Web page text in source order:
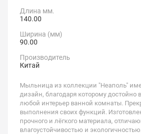
Длина мм.
140.00
Ширина (мм)
90.00
Производитель
Китай
Мыльница из коллекции "Неаполь"
дизайн, благодаря которому достойно
любой интерьер ванной комнаты.
выполнения своих функций.
прочного и лёгкого материала,
влагоустойчивостью и